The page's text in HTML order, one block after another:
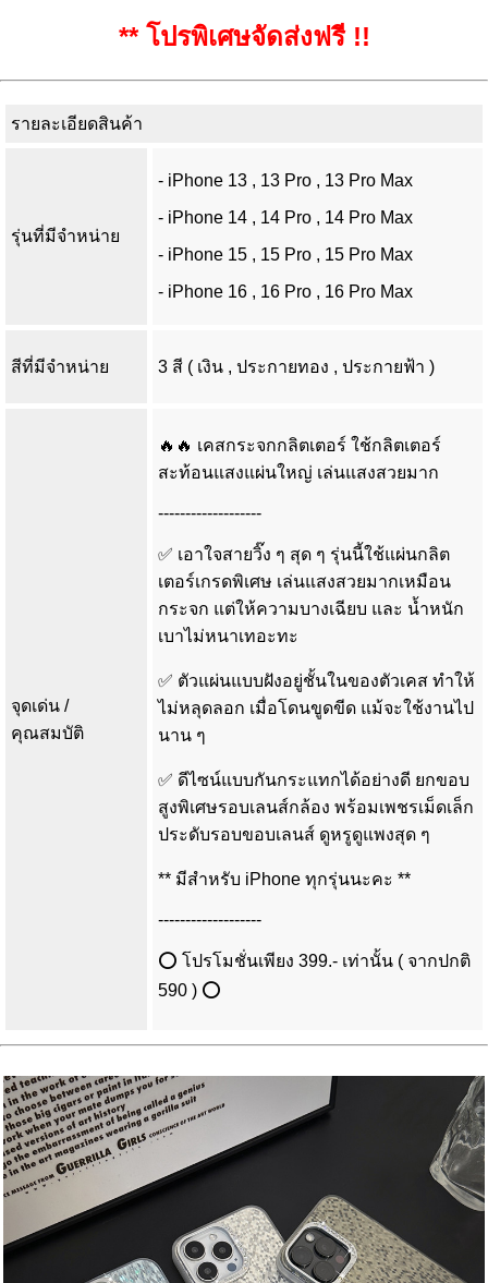
** โปรพิเศษจัดส่งฟรี !!
รายละเอียดสินค้า
รุ่นที่มีจำหน่าย
- iPhone 13 , 13 Pro , 13 Pro Max
- iPhone 14 , 14 Pro , 14 Pro Max
- iPhone 15 , 15 Pro , 15 Pro Max
- iPhone 16 , 16 Pro , 16 Pro Max
สีที่มีจำหน่าย 3 สี ( เงิน , ประกายทอง , ประกายฟ้า )
จุดเด่น /
คุณสมบัติ
🔥🔥 เคสกระจกกลิตเตอร์ ใช้กลิตเตอร์
สะท้อนแสงแผ่นใหญ่ เล่นแสงสวยมาก
-------------------
✅ เอาใจสายวิ๊ง ๆ สุด ๆ รุ่นนี้ใช้แผ่นกลิต
เตอร์เกรดพิเศษ เล่นแสงสวยมากเหมือน
กระจก แต่ให้ความบางเฉียบ และ น้ำหนัก
เบาไม่หนาเทอะทะ
✅ ตัวแผ่นแบบฝังอยู่ชั้นในของตัวเคส ทำให้
ไม่หลุดลอก เมื่อโดนขูดขีด แม้จะใช้งานไป
นาน ๆ
✅ ดีไซน์แบบกันกระแทกได้อย่างดี ยกขอบ
สูงพิเศษรอบเลนส์กล้อง พร้อมเพชรเม็ดเล็ก
ประดับรอบขอบเลนส์ ดูหรูดูแพงสุด ๆ
** มีสำหรับ iPhone ทุกรุ่นนะคะ **
-------------------
⭕ โปรโมชั่นเพียง 399.- เท่านั้น ( จากปกติ
590 ) ⭕